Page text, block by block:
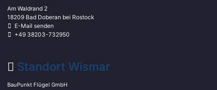
Am Waldrand 2
18209 Bad Doberan bei Rostock
E-Mail senden
+49 38203-732950
Standort Wismar
BauPunkt Flügel GmbH